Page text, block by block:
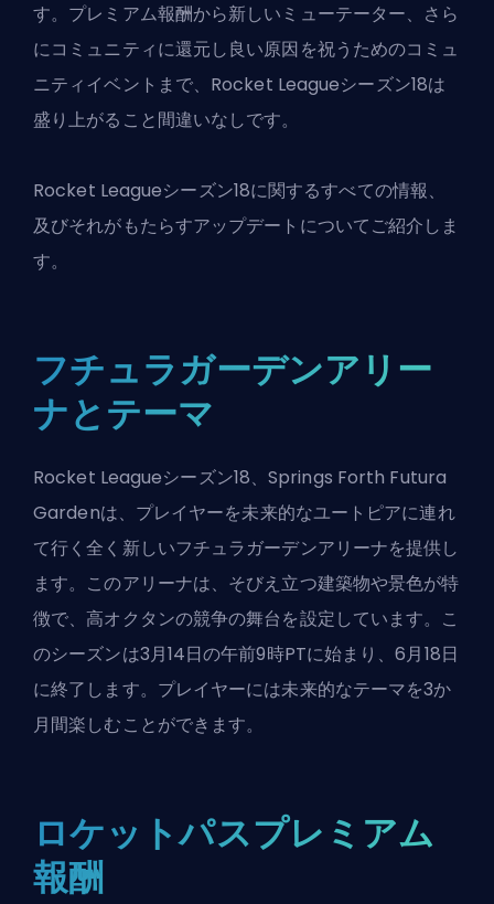
す。プレミアム報酬から新しいミューテーター、さら
にコミュニティに還元し良い原因を祝うためのコミュ
ニティイベントまで、Rocket Leagueシーズン18は
盛り上がること間違いなしです。
Rocket Leagueシーズン18に関するすべての情報、
及びそれがもたらすアップデートについてご紹介しま
す。
フチュラガーデンアリー
ナとテーマ
Rocket Leagueシーズン18、Springs Forth Futura
Gardenは、プレイヤーを未来的なユートピアに連れ
て行く全く新しいフチュラガーデンアリーナを提供し
ます。このアリーナは、そびえ立つ建築物や景色が特
徴で、高オクタンの競争の舞台を設定しています。こ
のシーズンは3月14日の午前9時PTに始まり、6月18日
に終了します。プレイヤーには未来的なテーマを3か
月間楽しむことができます。
ロケットパスプレミアム
報酬